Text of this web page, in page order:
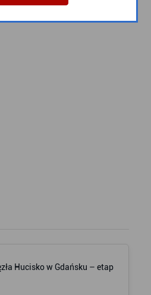
Hucisko w Gdańsku – etap